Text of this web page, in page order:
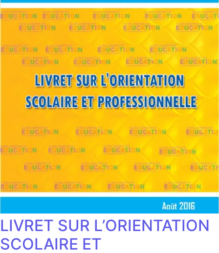
LIVRET SUR L’ORIENTATION
SCOLAIRE ET